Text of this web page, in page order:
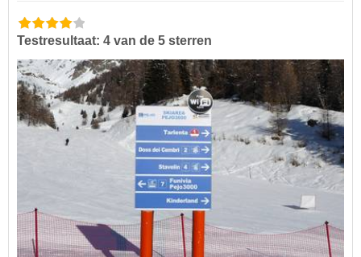
Testresultaat: 4 van de 5 sterren